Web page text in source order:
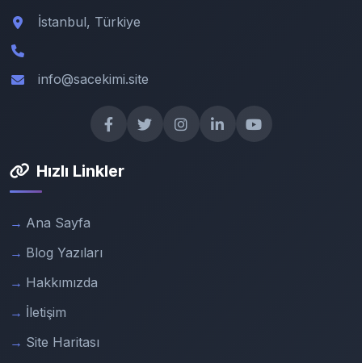
İstanbul, Türkiye
info@sacekimi.site
Hızlı Linkler
Ana Sayfa
Blog Yazıları
Hakkımızda
İletişim
Site Haritası